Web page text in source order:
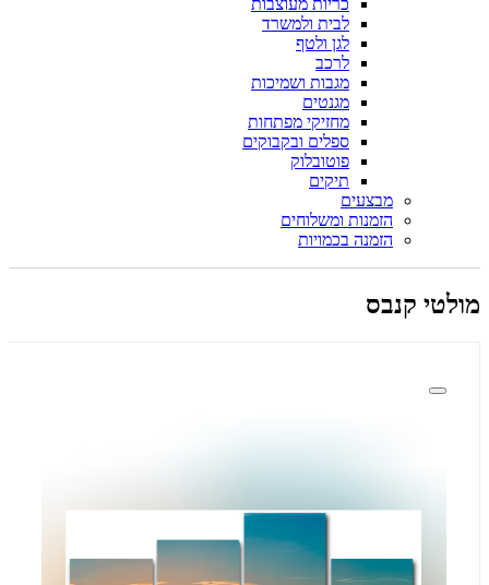
לבית ולמשרד
לגן ולטף
לרכב
מגבות ושמיכות
מגנטים
מחזיקי מפתחות
ספלים ובקבוקים
פוטובלוק
תיקים
מבצעים
הזמנות ומשלוחים
הזמנה בכמויות
מולטי קנבס